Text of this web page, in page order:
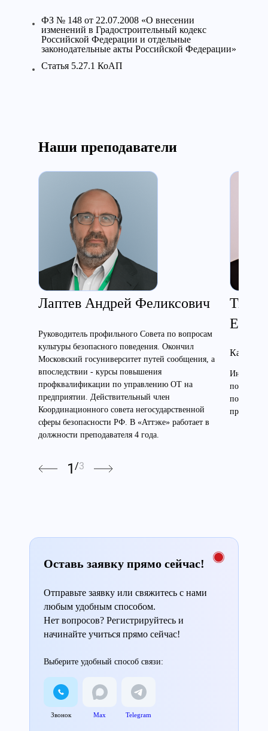
ФЗ № 148 от 22.07.2008 «О внесении
изменений в Градостроительный кодекс
Российской Федерации и отдельные
законодательные акты Российской Федерации»
Статья 5.27.1 КоАП
Наши преподаватели
Лаптев Андрей Феликсович
Руководитель профильного Совета по вопросам
культуры безопасного поведения. Окончил
Московский госуниверситет путей сообщения, а
впоследствии - курсы повышения
профквалификации по управлению ОТ на
предприятии. Действительный член
Координационного совета негосударственной
сферы безопасности РФ. В «Аттэке» работает в
должности преподавателя 4 года.
Инженер
по
по
1 /3
Оставь заявку прямо сейчас!
Отправьте заявку или свяжитесь с нами
любым удобным способом.
Нет вопросов? Регистрируйтесь и
начинайте учиться прямо сейчас!
Выберите удобный способ связи:
Звонок Max Telegram